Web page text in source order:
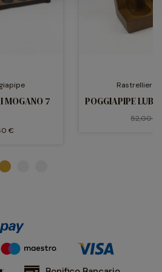
MOGANO 7
€
Rastrelliere
POGGIAPIPE
52,00 €